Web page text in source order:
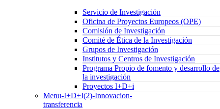
Servicio de Investigación
Oficina de Proyectos Europeos (OPE)
Comisión de Investigación
Comité de Ética de la Investigación
Grupos de Investigación
Institutos y Centros de Investigación
Programa Propio de fomento y desarrollo de
la investigación
Proyectos I+D+i
Menu-I+D+I(2)-Innovacion-
transferencia